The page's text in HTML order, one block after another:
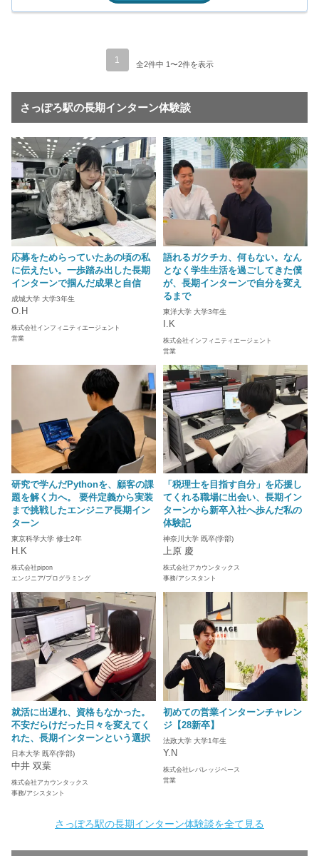
1 全2件中 1〜2件を表示
さっぽろ駅の長期インターン体験談
応募をためらっていたあの頃の私
に伝えたい。一歩踏み出した長期
インターンで掴んだ成果と自信
成城大学 大学3年生
O.H
株式会社インフィニティエージェント
営業
語れるガクチカ、何もない。なん
となく学生生活を過ごしてきた僕
が、長期インターンで自分を変え
るまで
東洋大学 大学3年生
I.K
株式会社インフィニティエージェント
営業
研究で学んだPythonを、顧客の課
題を解く力へ。 要件定義から実装
まで挑戦したエンジニア長期イン
ターン
東京科学大学 修士2年
H.K
株式会社pipon
エンジニア/プログラミング
「税理士を目指す自分」を応援し
てくれる職場に出会い、長期イン
ターンから新卒入社へ歩んだ私の
体験記
神奈川大学 既卒(学部)
上原 慶
株式会社アカウンタックス
事務/アシスタント
就活に出遅れ、資格もなかった。
不安だらけだった日々を変えてく
れた、長期インターンという選択
日本大学 既卒(学部)
中井 双葉
株式会社アカウンタックス
事務/アシスタント
初めての営業インターンチャレン
ジ【28新卒】
法政大学 大学1年生
Y.N
株式会社レバレッジベース
営業
さっぽろ駅の長期インターン体験談を全て見る